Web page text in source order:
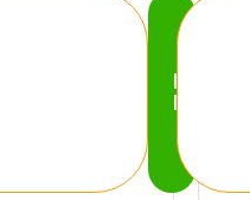
Köp
Nu